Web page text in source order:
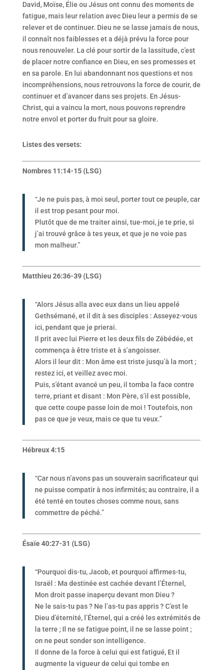
David, Moïse, Élie ou Jésus ont connu des moments de
fatigue, mais leur relation avec Dieu leur a permis de se
relever et de continuer. Dieu ne se lasse jamais de nous,
il connaît nos faiblesses et a déjà prévu la force pour
nous renouveler. La clé pour sortir de la lassitude, c’est
de placer notre confiance en Dieu, en ses promesses et
en sa parole. En lui abandonnant nos questions et nos
incompréhensions, nous retrouvons la force de courir, de
continuer et d’avancer dans ses projets. En Jésus-
Christ, qui a vaincu la mort, nous pouvons reprendre
notre envol et porter du fruit pour sa gloire.
Listes des versets:
Nombres 11:14-15 (LSG)
“Je ne puis pas, à moi seul, porter tout ce peuple, car
il est trop pesant pour moi.
Plutôt que de me traiter ainsi, tue-moi, je te prie, si
j’ai trouvé grâce à tes yeux, et que je ne voie pas
mon malheur.”
Matthieu 26:36-39 (LSG)
“Alors Jésus alla avec eux dans un lieu appelé
Gethsémané, et il dit à ses disciples : Asseyez-vous
ici, pendant que je prierai.
Il prit avec lui Pierre et les deux fils de Zébédée, et
commença à être triste et à s’angoisser.
Alors il leur dit : Mon âme est triste jusqu’à la mort ;
restez ici, et veillez avec moi.
Puis, s’étant avancé un peu, il tomba la face contre
terre, priant et disant : Mon Père, s’il est possible,
que cette coupe passe loin de moi ! Toutefois, non
pas ce que je veux, mais ce que tu veux.”
Hébreux 4:15
“Car nous n’avons pas un souverain sacrificateur qui
ne puisse compatir à nos infirmités; au contraire, il a
été tenté en toutes choses comme nous, sans
commettre de péché.”
Ésaïe 40:27-31 (LSG)
“Pourquoi dis-tu, Jacob, et pourquoi affirmes-tu,
Israël : Ma destinée est cachée devant l’Éternel,
Mon droit passe inaperçu devant mon Dieu ?
Ne le sais-tu pas ? Ne l’as-tu pas appris ? C’est le
Dieu d’éternité, l’Éternel, qui a créé les extrémités de
la terre ; Il ne se fatigue point, il ne se lasse point ;
on ne peut sonder son intelligence.
Il donne de la force à celui qui est fatigué, Et il
augmente la vigueur de celui qui tombe en